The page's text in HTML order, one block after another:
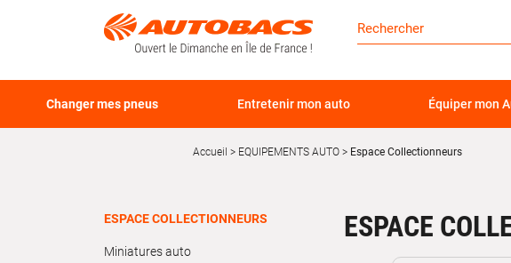
Changer mes pneus Entretenir mon auto Équiper mon
Accueil EQUIPEMENTS AUTO Espace Collectionneurs
ESPACE COLLECTIONNEURS
Miniatures auto
ESPACE